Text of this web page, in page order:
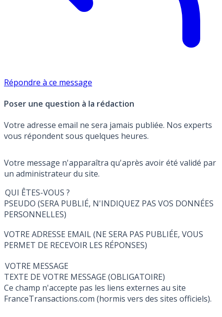
Répondre à ce message
Poser une question à la rédaction
Votre adresse email ne sera jamais publiée. Nos experts
vous répondent sous quelques heures.
Votre message n'apparaîtra qu'après avoir été validé par
un administrateur du site.
QUI ÊTES-VOUS ?
PSEUDO (SERA PUBLIÉ, N'INDIQUEZ PAS VOS DONNÉES
PERSONNELLES)
VOTRE ADRESSE EMAIL (NE SERA PAS PUBLIÉE, VOUS
PERMET DE RECEVOIR LES RÉPONSES)
VOTRE MESSAGE
TEXTE DE VOTRE MESSAGE (OBLIGATOIRE)
Ce champ n'accepte pas les liens externes au site
FranceTransactions.com (hormis vers des sites officiels).